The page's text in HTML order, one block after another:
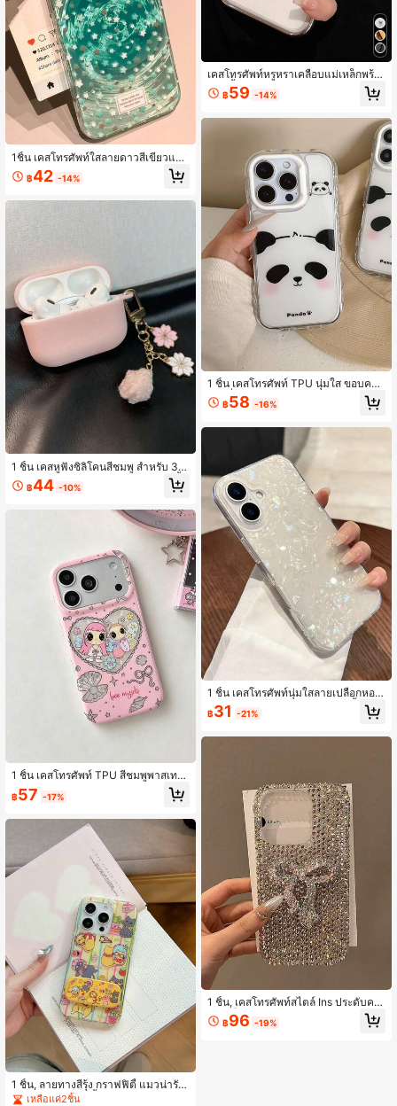
1ชิ้น เคสโทรศัพท์ใสลายดาวสีเขียวแบ
บเกลียว สำหรับ IPhone 17 Pro Max 1
6 15 14 13 12 11 Pro Plus 16E ปกป้อง
ทก กันรอยขีดข่วน เคส TPU ใส
฿42 -14%
1 ชิ้น เคสหูฟังซิลิโคนสีชมพู สำหรับ 3rd
Gen Plus Ballet Pro2 ฝาครอบหูฟังชิ้น
เดียวพร้อมจี้ดอกซากุระขนฟู สายโซ่ทอ
งกระเป๋าหรืออุปกรณ์เสริมขนาดเล็กในชี
฿44 -10%
1 ชิ้น เคสโทรศัพท์ TPU สีชมพูพาสเทลเ
งา กรอบใหญ่ เลนส์แยก หน้าต่างเปลือก
หอยรุ้ง หัวใจ การ์ตูน เด็กหญิงผมสีชมพู
ได้กับ iPhone 17 Pro Max 16 15 14 1
3 12 11 Pro Plus 16E ฝาครอบป้องกันเ
ลนส์แยกแบบยกสูงเต็มรูปแบบ กันน้ำ กั
นกระแทก กันรอยขีดข่วน
฿57 -17%
1 ชิ้น, ลายทางสีรุ้ง กราฟฟิตี้ แมวน่ารัก
+ กระจกพร้อมขาตั้ง สำหรับ Iphone17
เหลือแค่2ชิ้น
เคสโทรศัพท์หรูหราเคลือบแม่เหล็กพร้อ
มขาตั้ง เข้ากันได้กับ iPhone 17 16 15
14 13 Pro Max 17Pro พร้อมขาตั้ง ฝา
฿59 -14%
1 ชิ้น เคสโทรศัพท์ TPU นุ่มใส ขอบคลื่น
ฐานกึ่งโปร่งแสงฝ้า ลายหน้าแพนด้าแก้
มแดงขนาดใหญ่และลายอุ้งเท้าแพนด้า
หญ่ สำหรับ IPhone 17 Pro Max 16 15
14 13 12 11 Pro Plus 16E ปกป้องเลนส์
ยกสูง กันน้ำ กันกระแทก กันตก กันรอยขี
ดข่วน
฿58 -16%
1 ชิ้น เคสโทรศัพท์นุ่มใสลายเปลือกหอยเ
หลือบมุก, กันกระแทกครอบคลุมทั้งหม
ด, เข้ากันได้กับ Samsung และ 17/16/1
฿31 -21%
1 ชิ้น, เคสโทรศัพท์สไตล์ Ins ประดับคริ
สตัลเต็มตัว โบว์คริสตัลความละเอียดสูง
คริสตัลสี AB หลากสี + ดีไซน์โบว์คริสตั
฿96 -19%